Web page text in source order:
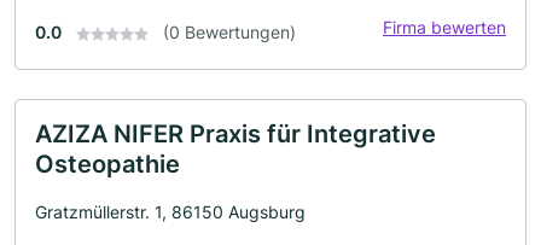
0.0 (0 Bewertungen) Firma bewerten
AZIZA NIFER Praxis für Integrative
Osteopathie
Gratzmüllerstr. 1, 86150 Augsburg